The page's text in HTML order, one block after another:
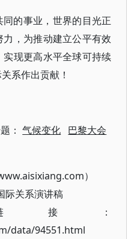
的事业，世界的目光正
，为推动建立公平有效
现更高水平全球可持续
系作出贡献！
：气候变化 巴黎大会
）
际关系演讲稿
接：
data/94551.html